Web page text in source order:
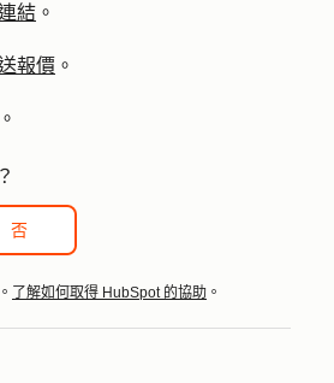
結 。
報價 。
。
否
了解如何取得 HubSpot 的協助 。